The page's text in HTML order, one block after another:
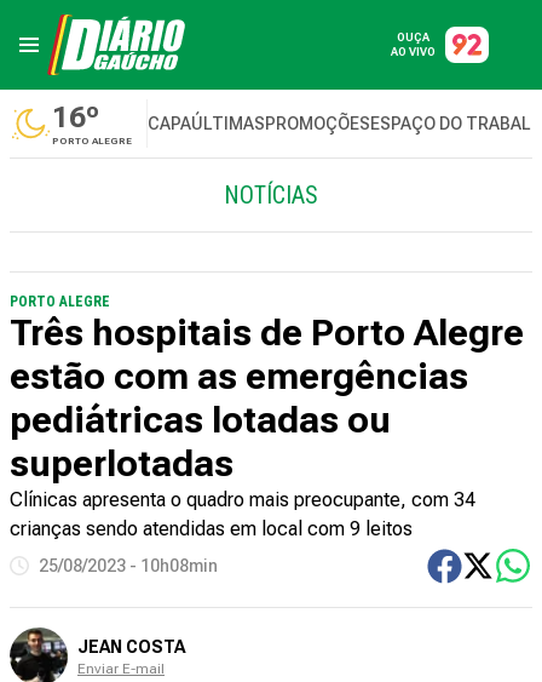
OUÇA
AO VIVO
16º
PORTO ALEGRE
CAPAÚLTIMASPROMOÇÕESESPAÇO DO
NOTÍCIAS
PORTO ALEGRE
Três hospitais de Porto Alegre
estão com as emergências
pediátricas lotadas ou
superlotadas
Clínicas apresenta o quadro mais preocupante, com 34
crianças sendo atendidas em local com 9 leitos
25/08/2023 - 10h08min
JEAN COSTA
Enviar E-mail